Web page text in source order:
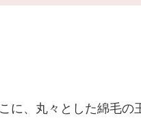
に、丸々とした綿毛の